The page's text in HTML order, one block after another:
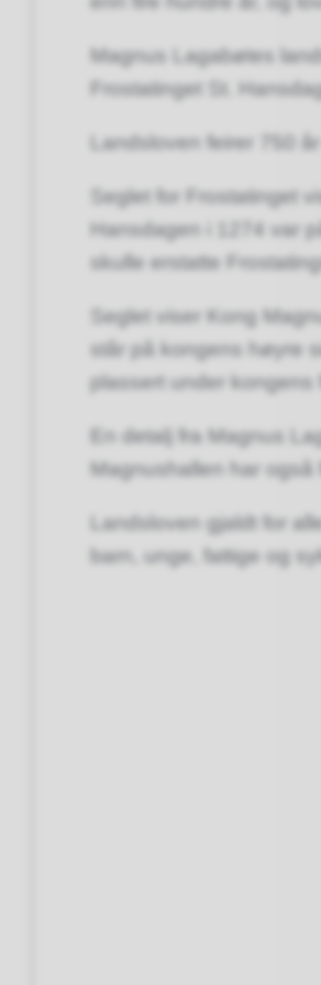
Magnus Lagabøtes
Frostatinget St.
Landsloven feirer 750
Seglet for Frostatinget
Hansdagen i 1274 var
skulle erstatte
Seglet viser Kong
står på kongens høyre
plassert under kongens
En detalj fra Magnus
Magnushallen har
Landsloven gjaldt for
barn, unge, fattige og